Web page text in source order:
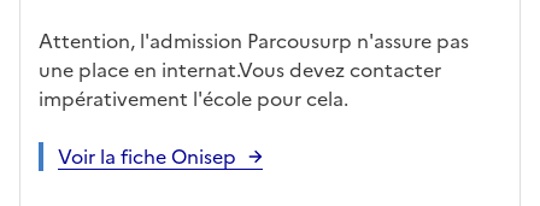
Attention, l'admission Parcousurp n'assure pas
une place en internat.Vous devez contacter
impérativement l'école pour cela.
Voir la fiche Onisep